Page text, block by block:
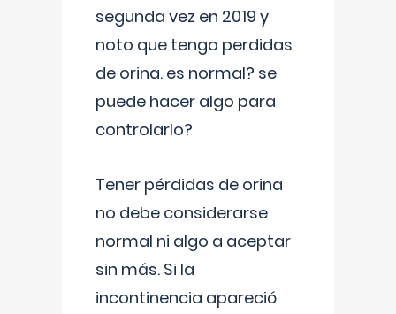
segunda vez en 2019 y
noto que tengo perdidas
de orina. es normal? se
puede hacer algo para
controlarlo?
Tener pérdidas de orina
no debe considerarse
normal ni algo a aceptar
sin más. Si la
incontinencia apareció